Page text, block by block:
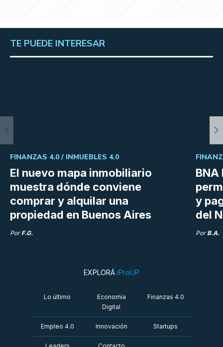
TE PUEDE INTERESAR
El nuevo mapa inmobiliario
muestra dónde conviene
comprar y alquilar una
propiedad en Buenos Aires
FINANZAS 4.0 / INMUEBLES 4.0
Por F.G.
BNA
y
del
Por B.A.
EXPLORÁ iProUP
Lo último
Economía
Digital
Finanzas 4.0
Empleo 4.0 Innovación Startups